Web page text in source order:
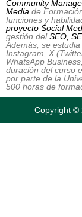
Community
Media de
funciones y
proyecto Social
gestión delSEO,
Además, se
Instagram, X
WhatsApp
duración del curso
por parte de la
500 horas de
Copyright ©